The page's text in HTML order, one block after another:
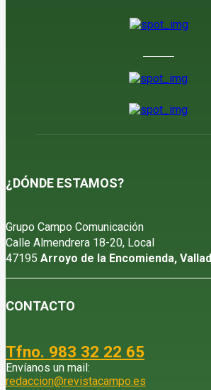
¿DÓNDE ESTAMOS?
Grupo Campo Comunicación
Calle Almendrera 18-20, Local
47195 Arroyo de la Encomienda,
CONTACTO
Tfno. 983 32 22 65
Envíanos un mail:
redaccion@revistacampo.es